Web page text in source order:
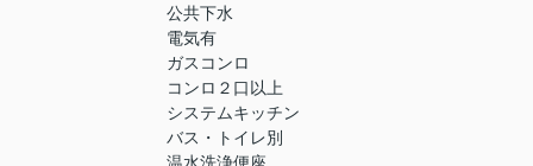
公共下水
電気有
ガスコンロ
コンロ２口以上
システムキッチン
バス・トイレ別